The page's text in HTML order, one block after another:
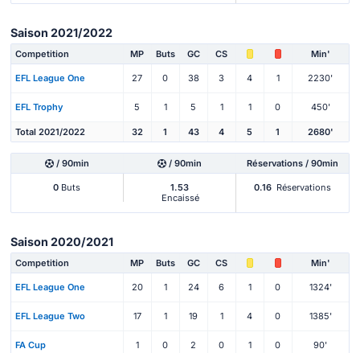
Saison 2021/2022
Competition MP Buts GC CS Min'
EFL League One 27 0 38 3 4 1 2230'
EFL Trophy 5 1 5 1 1 0 450'
Total 2021/2022 32 1 43 4 5 1 2680'
/ 90min / 90min Réservations / 90min
0 Buts
1.53
Encaissé
0.16 Réservations
Saison 2020/2021
Competition MP Buts GC CS Min'
EFL League One 20 1 24 6 1 0 1324'
EFL League Two 17 1 19 1 4 0 1385'
FA Cup 1 0 2 0 1 0 90'